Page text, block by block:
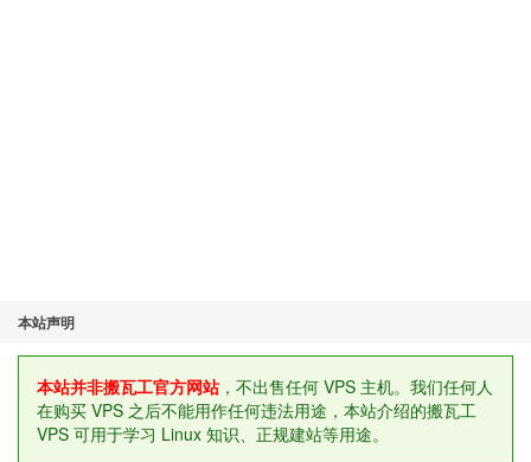
本站声明
本站并非搬瓦工官方网站，不出售任何 VPS 主机。我们任何人
在购买 VPS 之后不能用作任何违法用途，本站介绍的搬瓦工
VPS 可用于学习 Linux 知识、正规建站等用途。